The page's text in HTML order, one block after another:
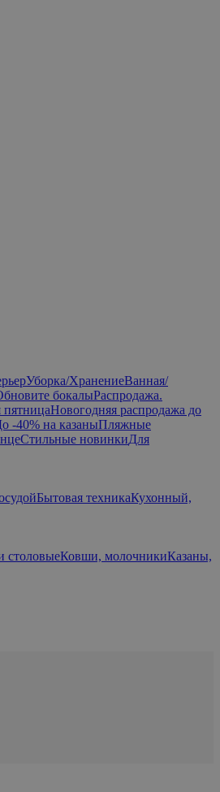
Уборка/ХранениеВанная/
бокалыРаспродажа.
пятницаНовогодняя распродажа до
-40% на казаныПляжные
Стильные новинкиДля
Бытовая техникаКухонный,
столовыеКовши, молочникиКазаны,